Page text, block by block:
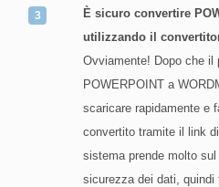
È sicuro convertire
utilizzando il
Ovviamente! Dopo che il
POWERPOINT a
scaricare rapidamente e
convertito tramite il link
sistema prende molto
sicurezza dei dati,